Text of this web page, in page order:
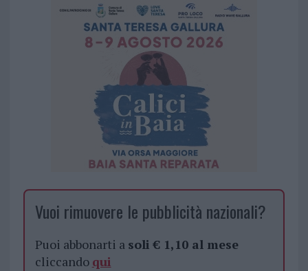
Vuoi rimuovere le pubblicità nazionali?
Puoi abbonarti a soli € 1,10 al mese
cliccando qui